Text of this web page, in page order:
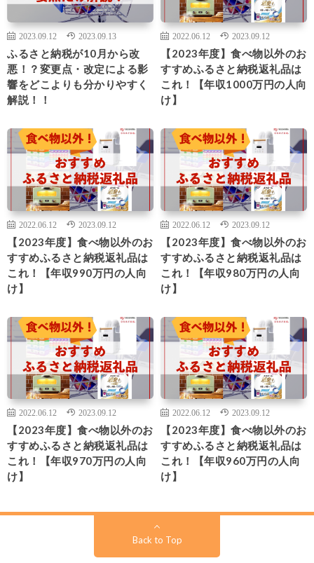
2023.09.12 2023.09.13
ふるさと納税が10月から改
悪！？変更点・改定による影
響をどこよりも分かりやすく
解説！！
2022.06.12 2023.09.12
【2023年度】食べ物以外のお
すすめふるさと納税返礼品は
これ！【年収1000万円の人向
け】
2022.06.12 2023.09.12
【2023年度】食べ物以外のお
すすめふるさと納税返礼品は
これ！【年収990万円の人向
け】
2022.06.12 2023.09.12
【2023年度】食べ物以外のお
すすめふるさと納税返礼品は
これ！【年収980万円の人向
け】
2022.06.12 2023.09.12
【2023年度】食べ物以外のお
すすめふるさと納税返礼品は
これ！【年収970万円の人向
け】
2022.06.12 2023.09.12
【2023年度】食べ物以外のお
すすめふるさと納税返礼品は
これ！【年収960万円の人向
け】
Back to Top